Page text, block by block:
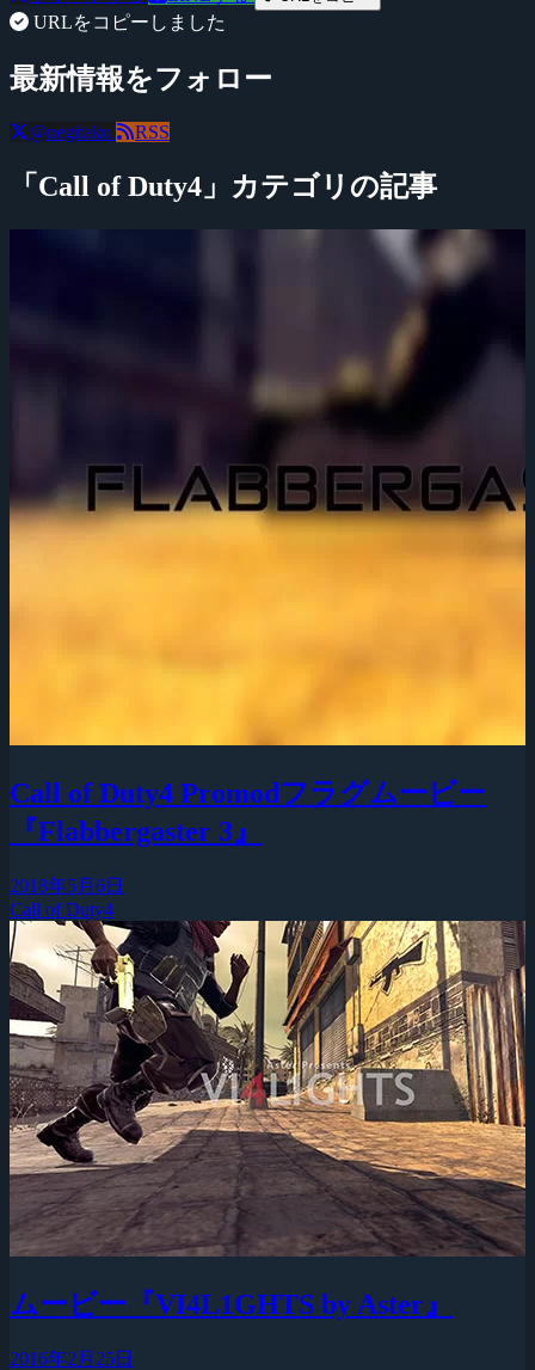
URLをコピーしました
最新情報をフォロー
@negitaku RSS
「Call of Duty4」カテゴリの記事
Call of Duty4 Promodフラグムービー
『Flabbergaster 3』
2018年5月6日
Call of Duty4
ムービー『VI4L1GHTS by Aster』
2016年2月25日